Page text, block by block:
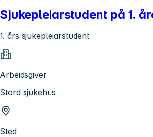
Sjukepleiarstudent på 1.
1. års sjukepleiarstudent
Arbeidsgiver
Stord sjukehus
Sted